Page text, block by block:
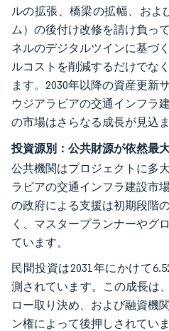
ルの拡張、橋梁の拡幅、およ
ム）の後付け改修を請け負っ
ネルのデジタルツインに基づ
ルコストを削減するだけでな
ます。2030年以降の資産更新
ウジアラビアの交通インフラ
の市場はさらなる成長が見込ま
投資源別：公共財源が依然最
公共機関はプロジェクトに多
ラビアの交通インフラ建設市
の政府による支援は初期段階
く、マスタープランナーやグ
ています。
民間投資は2031年にかけて
測されています。この成長は
ロー取り決め、および融資機
ン権によって後押しされてい